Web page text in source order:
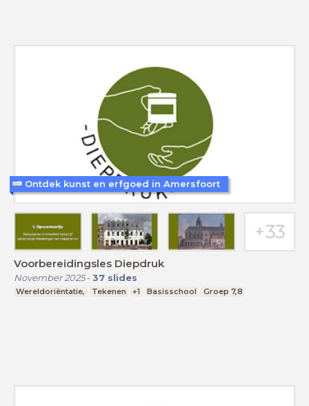
Voorbereidingsles Diepdruk
November 2025- 37 slides
Wereldoriëntatie, Tekenen +1 Basisschool Groep 7,8
Ontdek kunst en erfgoed in Amersfoort